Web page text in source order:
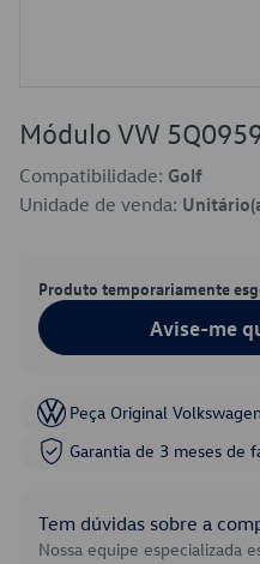
Módulo VW
Compatibilidade: Golf
Unidade de venda:
Produto temporariamente
Avise-me
Peça Original Volkswagen
Garantia de 3 meses de
Tem dúvidas sobre a
Nossa equipe especializada